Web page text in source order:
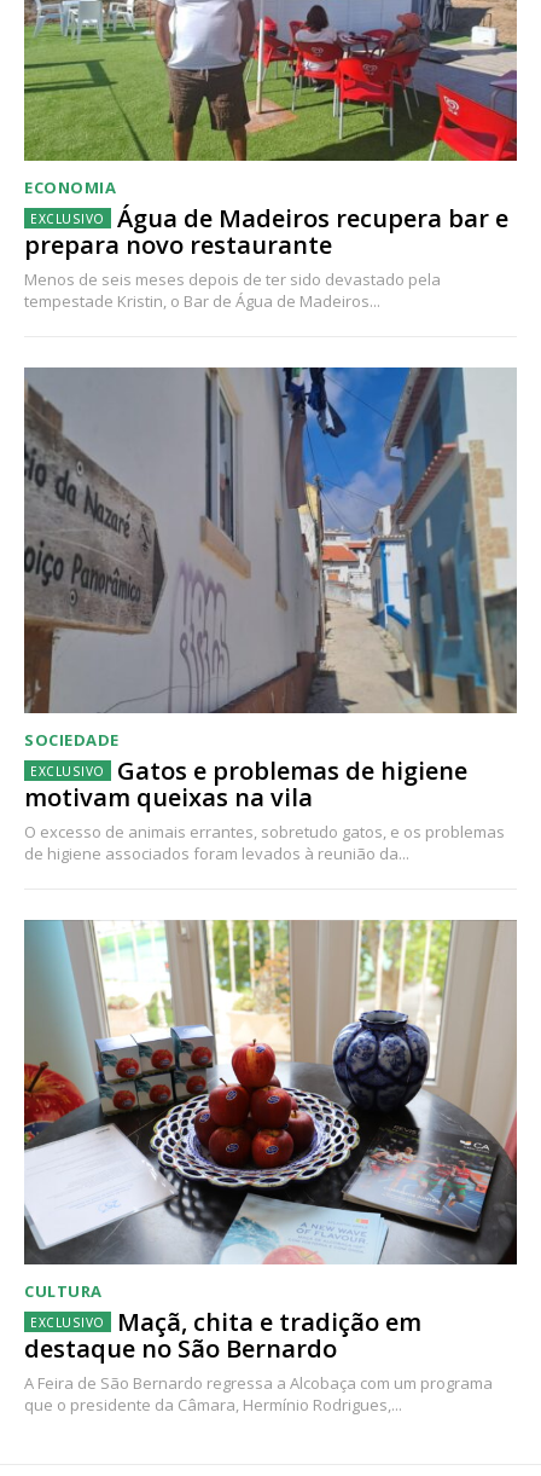
ECONOMIA
Água de Madeiros recupera bar e
prepara novo restaurante
Menos de seis meses depois de ter sido devastado pela
tempestade Kristin, o Bar de Água de Madeiros...
SOCIEDADE
Gatos e problemas de higiene
motivam queixas na vila
O excesso de animais errantes, sobretudo gatos, e os problemas
de higiene associados foram levados à reunião da...
CULTURA
Maçã, chita e tradição em
destaque no São Bernardo
A Feira de São Bernardo regressa a Alcobaça com um programa
que o presidente da Câmara, Hermínio Rodrigues,...